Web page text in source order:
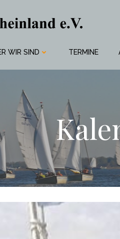
WIR SIND TERMINE